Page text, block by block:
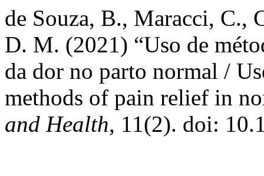
de Souza, B., Maracci,
D. M. (2021) “Uso de
da dor no parto normal /
methods of pain relief in
and Health, 11(2). doi: